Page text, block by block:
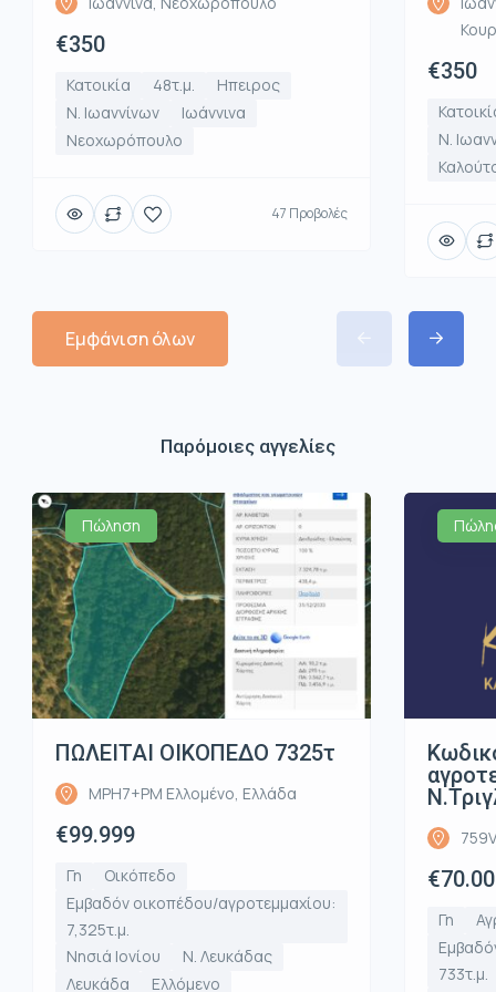
€350
Κατοικία 48τ.μ.
Ηπειρος
Ν. Ιωαννίνων
Ιωάννινα
Νεοχωρόπουλο
47 Προβολές
€350
Ν.
Εμφάνιση όλων
Παρόμοιες αγγελίες
Πώληση
ΠΩΛΕΙΤΑΙ ΟΙΚΟΠΕΔΟ 7325τ
MPH7+PM Ελλομένο, Ελλάδα
€99.999
Γη
Οικόπεδο
Εμβαδόν οικοπέδου/αγροτεμμαχίου:
7,325τ.μ.
Νησιά Ιονίου
Ν. Λευκάδας
Λευκάδα
Ελλόμενο
Γη
733τ.μ.